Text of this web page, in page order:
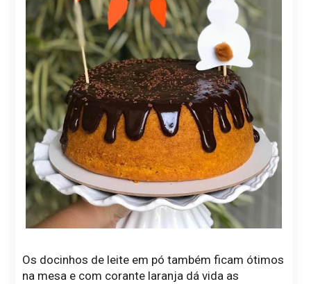
Os docinhos de leite em pó também ficam ótimos
na mesa e com corante laranja dá vida as